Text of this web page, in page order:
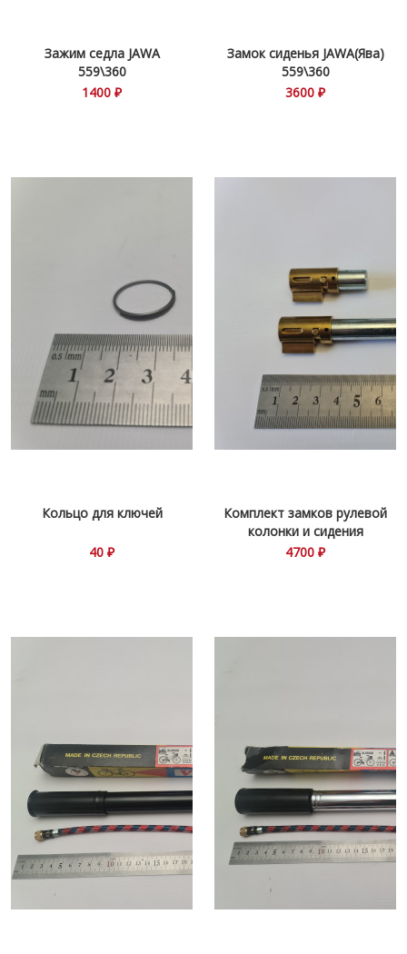
Зажим седла JAWA
559\360
1400 ₽
Замок сиденья JAWA(Ява)
559\360
3600 ₽
Кольцо для ключей
40 ₽
Комплект замков рулевой
колонки и сидения
JAWA(Ява) 638
4700 ₽